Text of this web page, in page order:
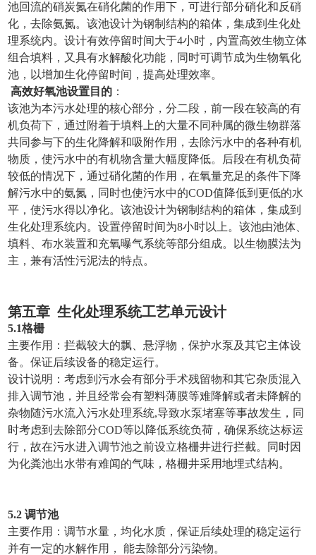
池回流的硝炭氮在硝化菌的作用下，可进行部分硝化和反硝
化，去除氨氮。该池设计为钢制结构的箱体，集成到生化处
理系统内。设计有效停留时间大于4小时，内置高效生物立体
组合填料，又具有水解酸化功能，同时可调节成为生物氧化
池，以增加生化停留时间，提高处理效率。
高效好氧池设置目的 ：
该池为本污水处理的核心部分，分二段，前一段在较高的有
机负荷下，通过附着于填料上的大量不同种属的微生物群落
共同参与下的生化降解和吸附作用，去除污水中的各种有机
物质，使污水中的有机物含量大幅度降低。后段在有机负荷
较低的情况下，通过硝化菌的作用，在氧量充足的条件下降
解污水中的氨氮，同时也使污水中的COD值降低到更低的水
平，使污水得以净化。该池设计为钢制结构的箱体，集成到
生化处理系统内。设置停留时间为8小时以上。该池由池体、
填料、布水装置和充氧曝气系统等部分组成。以生物膜法为
主，兼有活性污泥法的特点。
第五章 生化处理系统工艺单元设计
5.1格栅
主要作用：拦截较大的飘、悬浮物，保护水泵及其它主体设
备。保证后续设备的稳定运行。
设计说明：考虑到污水会有部分手术残留物和其它杂质混入
排入调节池，并且经常会有塑料薄膜等难降解或者未降解的
杂物随污水流入污水处理系统,导致水泵堵塞等事故发生，同
时考虑到去除部分COD等以降低系统负荷，确保系统达标运
行，故在污水进入调节池之前设立格栅井进行拦截。同时因
为化粪池出水带有难闻的气味，格栅井采用地埋式结构。
5.2 调节池
主要作用：调节水量，均化水质，保证后续处理的稳定运行
并有一定的水解作用， 能去除部分污染物。